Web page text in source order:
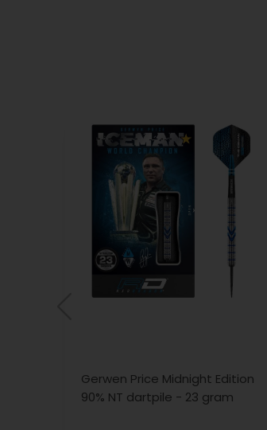
Gerwen Price Midnight Edition
90% NT dartpile - 23 gram